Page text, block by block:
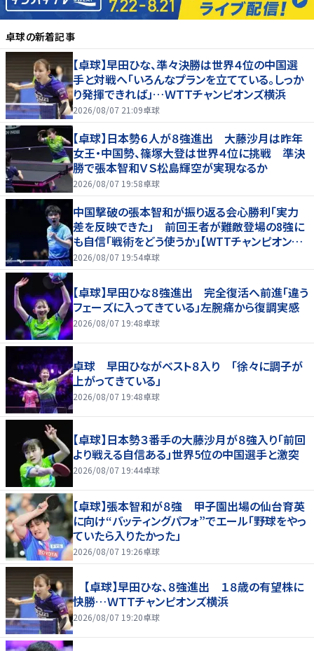
卓球の新着記事
【卓球】早田ひな、準々決勝は世界４位の中国選
手と対戦へ「いろんなプランを立てている。しっか
り発揮できれば」…ＷＴＴチャンピオンズ横浜
2026/08/07 21:09卓球
【卓球】日本勢６人が８強進出 大藤沙月は昨年
女王・中国勢、篠塚大登は世界４位に挑戦 準決
勝で張本智和ＶＳ松島輝空が実現なるか
2026/08/07 19:58卓球
中国撃破の張本智和が振り返る会心勝利「実力
差を反映できた」 前回王者が難敵登場の8強に
も自信「戦術をどう使うか」【WTTチャンピオンズ
横浜2026】
2026/08/07 19:54卓球
【卓球】早田ひな８強進出 完全復活へ前進「違う
フェーズに入ってきている」左腕痛から復調実感
2026/08/07 19:48卓球
卓球 早田ひながベスト８入り 「徐々に調子が
上がってきている」
2026/08/07 19:48卓球
【卓球】日本勢３番手の大藤沙月が８強入り「前回
より戦える自信ある」世界5位の中国選手と激突
2026/08/07 19:44卓球
【卓球】張本智和が８強 甲子園出場の仙台育英
に向け“バッティングパフォ”でエール「野球をやっ
ていたら入りたかった」
2026/08/07 19:26卓球
【卓球】早田ひな、８強進出 １８歳の有望株に
快勝…ＷＴＴチャンピオンズ横浜
2026/08/07 19:20卓球